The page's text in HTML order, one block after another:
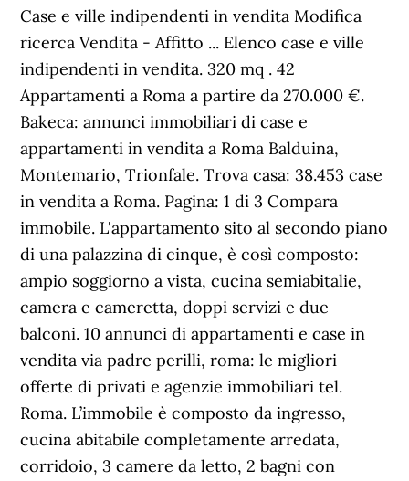
Case e ville indipendenti in vendita Modifica
ricerca Vendita - Affitto ... Elenco case e ville
indipendenti in vendita. 320 mq . 42
Appartamenti a Roma a partire da 270.000 €.
Bakeca: annunci immobiliari di case e
appartamenti in vendita a Roma Balduina,
Montemario, Trionfale. Trova casa: 38.453 case
in vendita a Roma. Pagina: 1 di 3 Compara
immobile. L'appartamento sito al secondo piano
di una palazzina di cinque, è così composto:
ampio soggiorno a vista, cucina semiabitalie,
camera e cameretta, doppi servizi e due
balconi. 10 annunci di appartamenti e case in
vendita via padre perilli, roma: le migliori
offerte di privati e agenzie immobiliari tel.
Roma. L’immobile è composto da ingresso,
cucina abitabile completamente arredata,
corridoio, 3 camere da letto, 2 bagni con